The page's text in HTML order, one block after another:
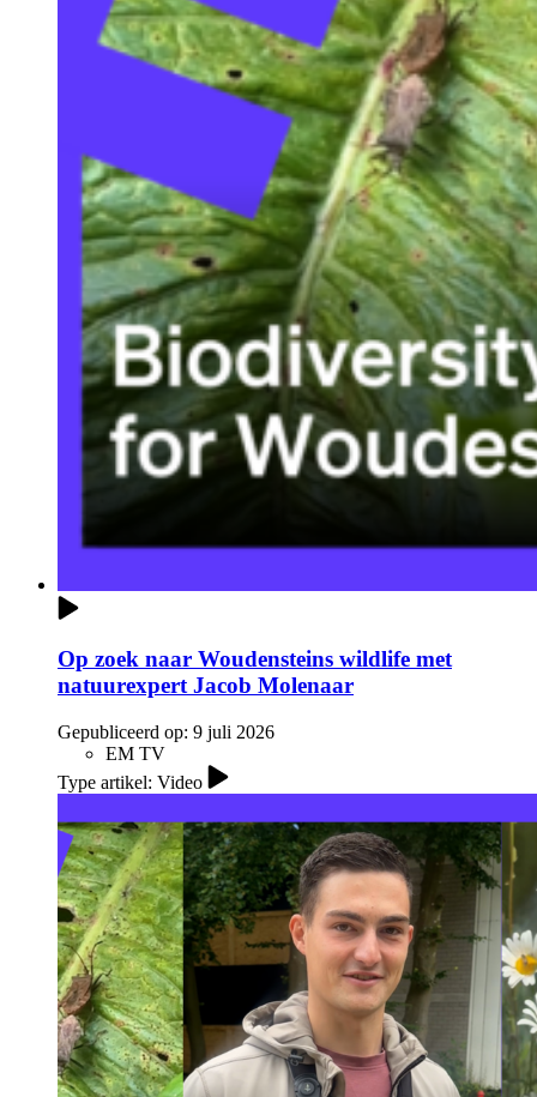
Op zoek naar Woudensteins wildlife met
natuurexpert Jacob Molenaar
Gepubliceerd op: 9 juli 2026
EM TV
Type artikel: Video